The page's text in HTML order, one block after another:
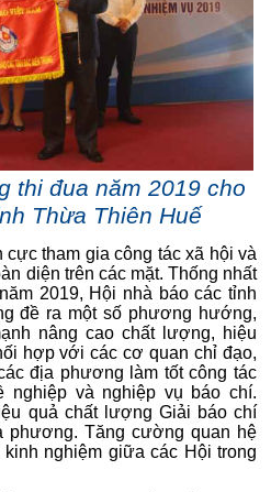
thi đua năm 2019 cho
Thừa Thiên Huế
tham gia công tác xã hội và
diện trên các mặt. Thống nhất
2019, Hội nhà báo các tỉnh
đề ra một số phương hướng,
nâng cao chất lượng, hiệu
hợp với các cơ quan chỉ đạo,
địa phương làm tốt công tác
nghiệp và nghiệp vụ báo chí.
quả chất lượng Giải báo chí
phương. Tăng cường quan hệ
nghiệm giữa các Hội trong